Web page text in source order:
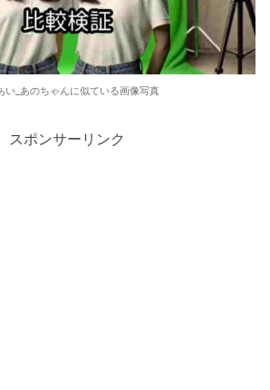
い_あのちゃんに似ている画像写真
スポンサーリンク